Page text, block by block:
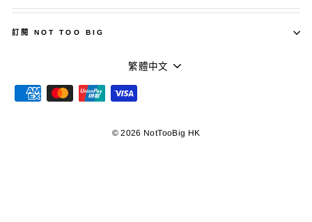
訂閱 NOT TOO BIG
語
言
繁體中文
© 2026 NotTooBig HK